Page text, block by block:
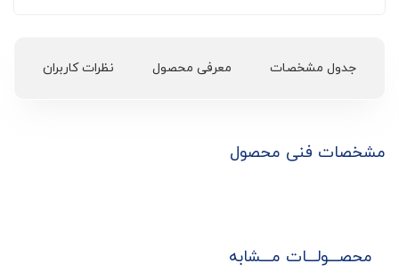
جدول مشخصات معرفی محصول نظرات کاربران
مشخصات فنی محصول
محصـــولـــات مـــشابه